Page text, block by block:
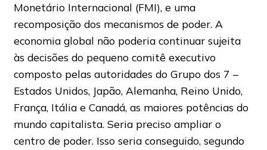
Monetário Internacional (FMI), e uma
recomposição dos mecanismos de poder. A
economia global não poderia continuar sujeita
às decisões do pequeno comitê executivo
composto pelas autoridades do Grupo dos 7 –
Estados Unidos, Japão, Alemanha, Reino Unido,
França, Itália e Canadá, as maiores potências do
mundo capitalista. Seria preciso ampliar o
centro de poder. Isso seria conseguido, segundo